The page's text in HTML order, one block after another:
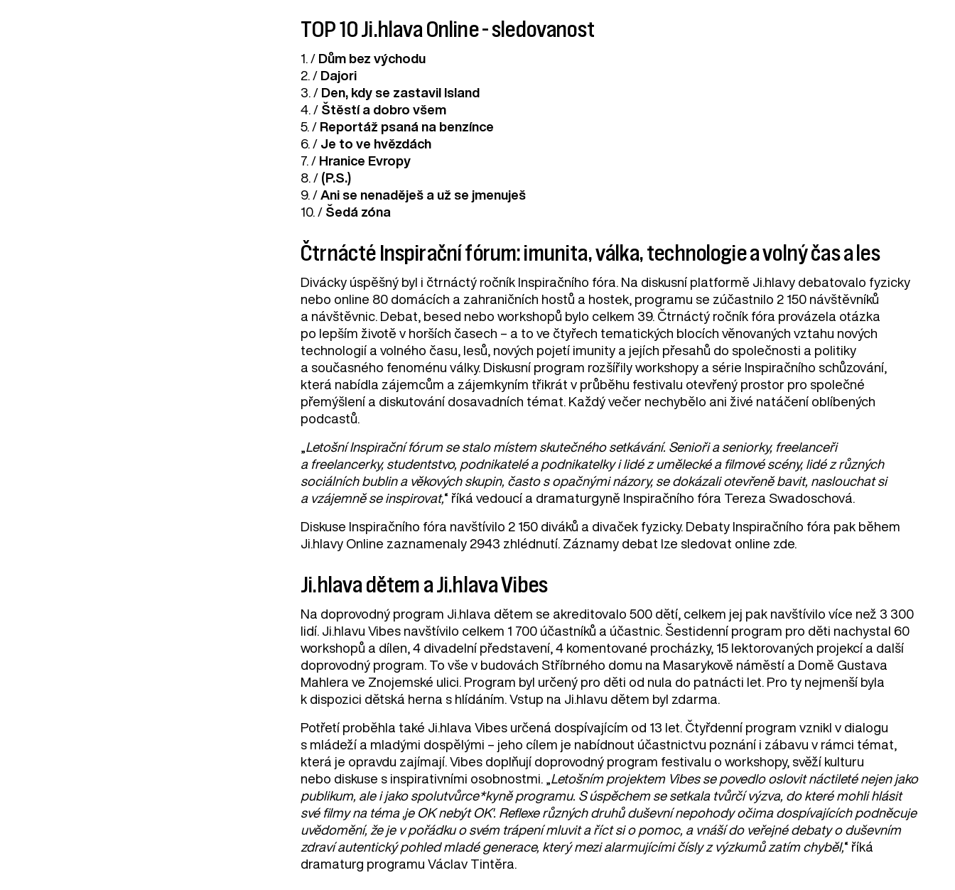
TOP 10 Ji.hlava Online - sledovanost
1. / Dům bez východu
2. / Dajori
3. / Den, kdy se zastavil Island
4. / Štěstí a dobro všem
5. / Reportáž psaná na benzínce
6. / Je to ve hvězdách
7. / Hranice Evropy
8. / (P.S.)
9. / Ani se nenaděješ a už se jmenuješ
10. / Šedá zóna
Čtrnácté Inspirační fórum: imunita, válka, technologie a volný čas a les
Divácky úspěšný byl i čtrnáctý ročník Inspiračního fóra. Na diskusní platformě Ji.hlavy debatovalo fyzicky
nebo online 80 domácích a zahraničních hostů a hostek, programu se zúčastnilo 2 150 návštěvníků
a návštěvnic. Debat, besed nebo workshopů bylo celkem 39. Čtrnáctý ročník fóra provázela otázka
po lepším životě v horších časech – a to ve čtyřech tematických blocích věnovaných vztahu nových
technologií a volného času, lesů, nových pojetí imunity a jejích přesahů do společnosti a politiky
a současného fenoménu války. Diskusní program rozšířily workshopy a série Inspiračního schůzování,
která nabídla zájemcům a zájemkyním třikrát v průběhu festivalu otevřený prostor pro společné
přemýšlení a diskutování dosavadních témat. Každý večer nechybělo ani živé natáčení oblíbených
podcastů.
Letošní Inspirační fórum se stalo místem skutečného setkávání. Senioři a seniorky, freelanceři
a freelancerky, studentstvo, podnikatelé a podnikatelky i lidé z umělecké a filmové scény, lidé z různých
sociálních bublin a věkových skupin, často s opačnými názory, se dokázali otevřeně bavit, naslouchat si
a vzájemně se inspirovat,“ říká vedoucí a dramaturgyně Inspiračního fóra Tereza Swadoschová.
Diskuse Inspiračního fóra navštívilo 2 150 diváků a divaček fyzicky. Debaty Inspiračního fóra pak během
Ji.hlavy Online zaznamenaly 2943 zhlédnutí. Záznamy debat lze sledovat online zde.
Ji.hlava dětem a Ji.hlava Vibes
Na doprovodný program Ji.hlava dětem se akreditovalo 500 dětí, celkem jej pak navštívilo více než 3 300
lidí. Ji.hlavu Vibes navštívilo celkem 1 700 účastníků a účastnic. Šestidenní program pro děti nachystal 60
workshopů a dílen, 4 divadelní představení, 4 komentované procházky, 15 lektorovaných projekcí a další
doprovodný program. To vše v budovách Stříbrného domu na Masarykově náměstí a Domě Gustava
Mahlera ve Znojemské ulici. Program byl určený pro děti od nula do patnácti let. Pro ty nejmenší byla
k dispozici dětská herna s hlídáním. Vstup na Ji.hlavu dětem byl zdarma.
Potřetí proběhla také Ji.hlava Vibes určená dospívajícím od 13 let. Čtyřdenní program vznikl v dialogu
s mládeží a mladými dospělými – jeho cílem je nabídnout účastnictvu poznání i zábavu v rámci témat,
která je opravdu zajímají. Vibes doplňují doprovodný program festivalu o workshopy, svěží kulturu
nebo diskuse s inspirativními osobnostmi. „ Letošním projektem Vibes se povedlo oslovit náctileté nejen jako
publikum, ale i jako spolutvůrce*kyně programu. S úspěchem se setkala tvůrčí výzva, do které mohli hlásit
své filmy na téma ‚je OK nebýt OK'. Reflexe různých druhů duševní nepohody očima dospívajících podněcuje
uvědomění, že je v pořádku o svém trápení mluvit a říct si o pomoc, a vnáší do veřejné debaty o duševním
zdraví autentický pohled mladé generace, který mezi alarmujícími čísly z výzkumů zatím chyběl,“ říká
dramaturg programu Václav Tintěra.